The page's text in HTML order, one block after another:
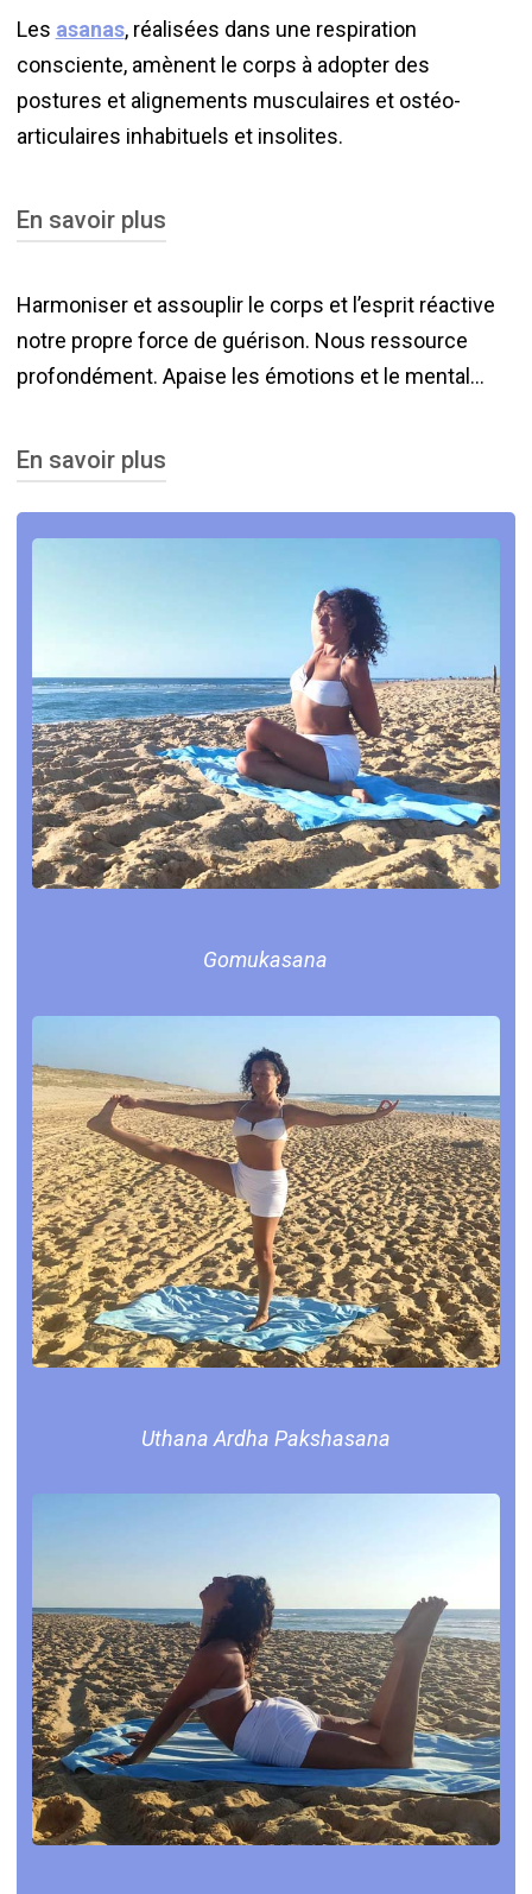
La pratique de ses techniques réactive et ré-
harmonise toutes les fonctions physiologiques,
notamment neuroendocriniennes. Ces dernières
sont en lien étroit avec le corps psycho-
de nous reconnecter à notre être véritable,
Les asanas, réalisées dans une respiration
consciente, amènent le corps à adopter des
postures et alignements musculaires et ostéo-
articulaires inhabituels et insolites.
En savoir plus
Cela permet d’effacer les blocages et
d’éliminer les tensions physiques et
émotionnelles emmagasinées dans les tissus
tout en induisant des effets de détente profonde.
conscience, on développe des capacités de
dispersé dans notre quotidien.
Harmoniser et assouplir le corps et l’esprit réactive
notre propre force de guérison. Nous ressource
profondément. Apaise les émotions et le mental…
En savoir plus
Ceci est la base de l’équilibre et la cohérence
envers soi-même… envers les autres.
Gomukasana
Uthana Ardha Pakshasana